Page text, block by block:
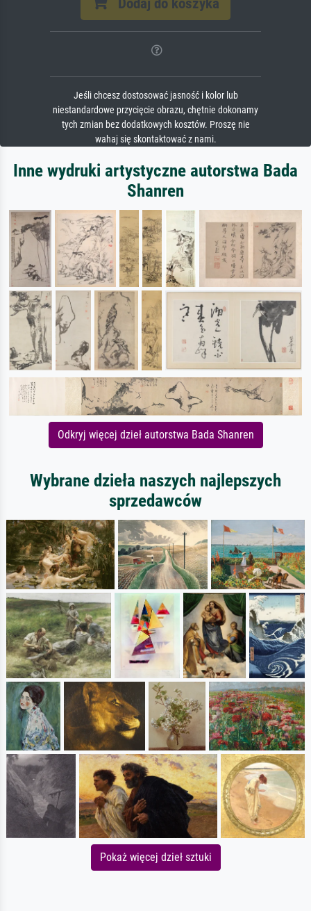
Dodaj do koszyka
Jeśli chcesz dostosować jasność i kolor lub
niestandardowe przycięcie obrazu, chętnie dokonamy
tych zmian bez dodatkowych kosztów. Proszę nie
wahaj się skontaktować z nami.
Inne wydruki artystyczne autorstwa Bada
Shanren
Odkryj więcej dzieł autorstwa Bada Shanren
Wybrane dzieła naszych najlepszych
sprzedawców
Pokaż więcej dzieł sztuki